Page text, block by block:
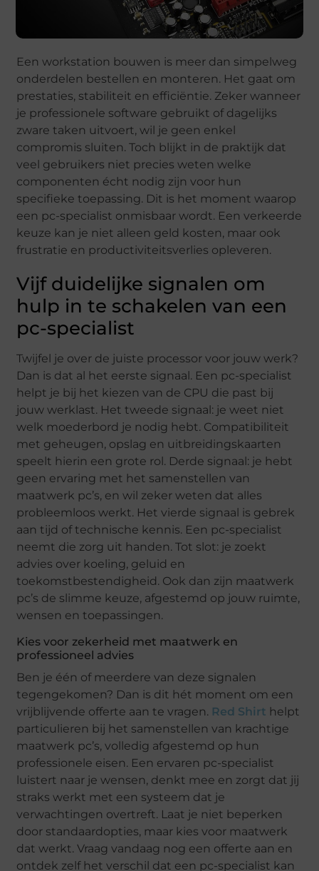
Een workstation bouwen is meer dan simpelweg
onderdelen bestellen en monteren. Het gaat om
prestaties, stabiliteit en efficiëntie. Zeker wanneer
je professionele software gebruikt of dagelijks
zware taken uitvoert, wil je geen enkel
compromis sluiten. Toch blijkt in de praktijk dat
veel gebruikers niet precies weten welke
componenten écht nodig zijn voor hun
specifieke toepassing. Dit is het moment waarop
een pc-specialist onmisbaar wordt. Een verkeerde
keuze kan je niet alleen geld kosten, maar ook
frustratie en productiviteitsverlies opleveren.
Vijf duidelijke signalen om
hulp in te schakelen van een
pc-specialist
Twijfel je over de juiste processor voor jouw werk?
Dan is dat al het eerste signaal. Een pc-specialist
helpt je bij het kiezen van de CPU die past bij
jouw werklast. Het tweede signaal: je weet niet
welk moederbord je nodig hebt. Compatibiliteit
met geheugen, opslag en uitbreidingskaarten
speelt hierin een grote rol. Derde signaal: je hebt
geen ervaring met het samenstellen van
maatwerk pc’s, en wil zeker weten dat alles
probleemloos werkt. Het vierde signaal is gebrek
aan tijd of technische kennis. Een pc-specialist
neemt die zorg uit handen. Tot slot: je zoekt
advies over koeling, geluid en
toekomstbestendigheid. Ook dan zijn maatwerk
pc’s de slimme keuze, afgestemd op jouw ruimte,
wensen en toepassingen.
Kies voor zekerheid met maatwerk en
professioneel advies
Ben je één of meerdere van deze signalen
tegengekomen? Dan is dit hét moment om een
vrijblijvende offerte aan te vragen. Red Shirt helpt
particulieren bij het samenstellen van krachtige
maatwerk pc’s, volledig afgestemd op hun
professionele eisen. Een ervaren pc-specialist
luistert naar je wensen, denkt mee en zorgt dat jij
straks werkt met een systeem dat je
verwachtingen overtreft. Laat je niet beperken
door standaardopties, maar kies voor maatwerk
dat werkt. Vraag vandaag nog een offerte aan en
ontdek zelf het verschil dat een pc-specialist kan